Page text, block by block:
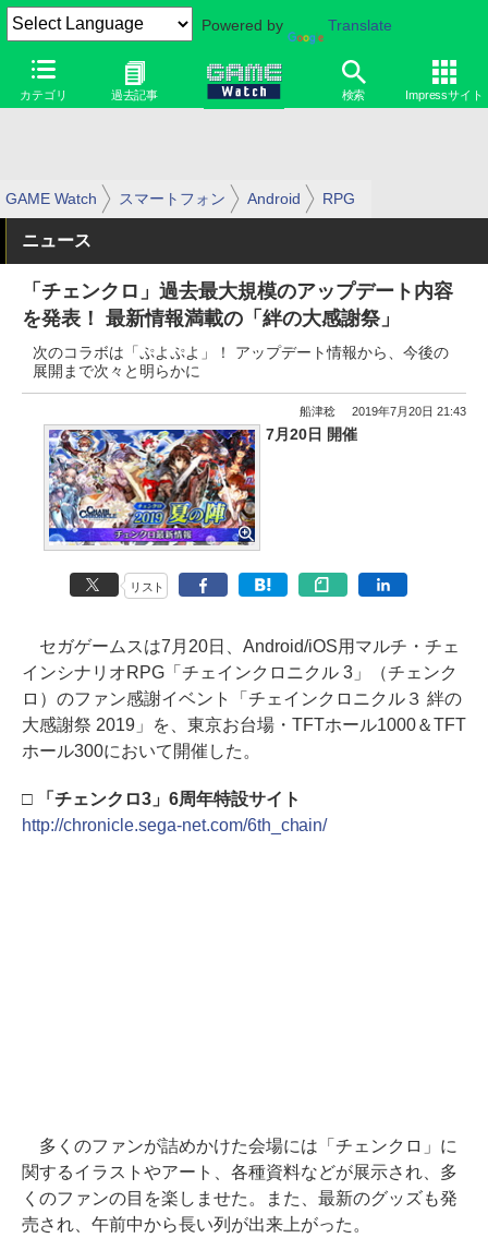
Powered by Translate
カテゴリ 過去記事 検索 Impressサイト
GAME Watch スマートフォン Android RPG
ニュース
「チェンクロ」過去最大規模のアップデート内容
を発表！ 最新情報満載の「絆の大感謝祭」
次のコラボは「ぷよぷよ」！ アップデート情報から、今後の
展開まで次々と明らかに
船津稔 2019年7月20日 21:43
7月20日 開催
リスト
セガゲームスは7月20日、Android/iOS用マルチ・チェ
インシナリオRPG「チェインクロニクル 3」（チェンク
ロ）のファン感謝イベント「チェインクロニクル３ 絆の
大感謝祭 2019」を、東京お台場・TFTホール1000＆TFT
ホール300において開催した。
□ 「チェンクロ3」6周年特設サイト
http://chronicle.sega-net.com/6th_chain/
多くのファンが詰めかけた会場には「チェンクロ」に
関するイラストやアート、各種資料などが展示され、多
くのファンの目を楽しませた。また、最新のグッズも発
売され、午前中から長い列が出来上がった。